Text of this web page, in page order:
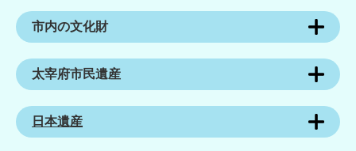
市内の文化財
太宰府市民遺産
日本遺産